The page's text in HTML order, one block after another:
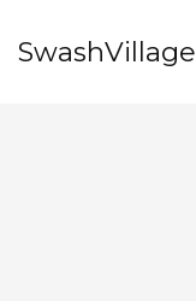
SwashVillage